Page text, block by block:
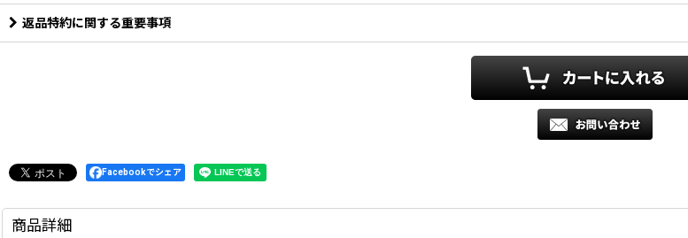
返品特約に関する重要事項
Facebookでシェア
商品詳細